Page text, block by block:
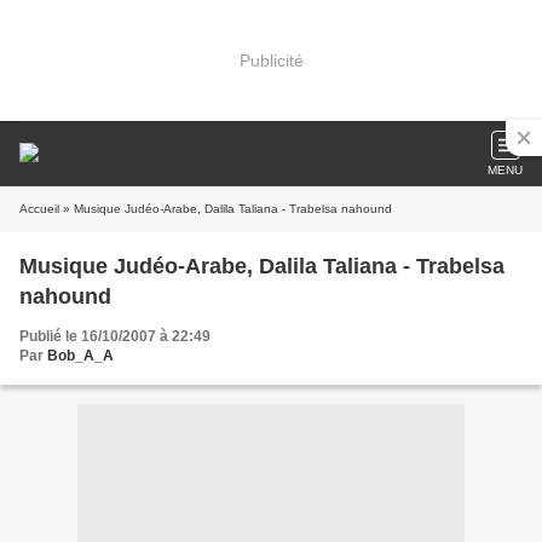
Publicité
MENU
Accueil » Musique Judéo-Arabe, Dalila Taliana - Trabelsa nahound
Musique Judéo-Arabe, Dalila Taliana - Trabelsa
nahound
Publié le 16/10/2007 à 22:49
Par Bob_A_A